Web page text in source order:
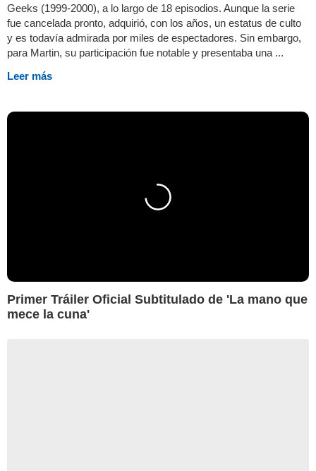
Geeks (1999-2000), a lo largo de 18 episodios. Aunque la serie
fue cancelada pronto, adquirió, con los años, un estatus de culto
y es todavía admirada por miles de espectadores. Sin embargo,
para Martin, su participación fue notable y presentaba una ...
Leer más
Primer Tráiler Oficial Subtitulado de 'La mano que
mece la cuna'